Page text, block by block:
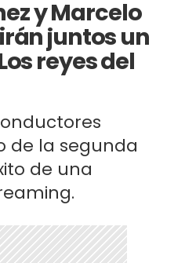
y Marcelo
juntos un
reyes del
de la segunda
de una